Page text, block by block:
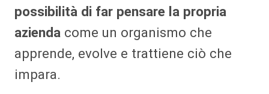
possibilità di far pensare la propria
azienda come un organismo che
apprende, evolve e trattiene ciò che
impara.